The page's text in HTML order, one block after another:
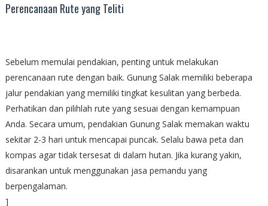
Perencanaan Rute yang Teliti
Sebelum memulai pendakian, penting untuk melakukan
perencanaan rute dengan baik. Gunung Salak memiliki beberapa
jalur pendakian yang memiliki tingkat kesulitan yang berbeda.
Perhatikan dan pilihlah rute yang sesuai dengan kemampuan
Anda. Secara umum, pendakian Gunung Salak memakan waktu
sekitar 2-3 hari untuk mencapai puncak. Selalu bawa peta dan
kompas agar tidak tersesat di dalam hutan. Jika kurang yakin,
disarankan untuk menggunakan jasa pemandu yang
berpengalaman.
]